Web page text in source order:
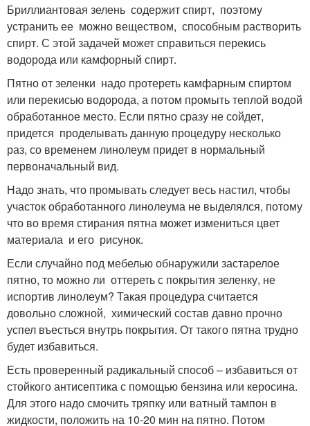
Бриллиантовая зелень содержит спирт, поэтому
устранить ее можно веществом, способным растворить
спирт. С этой задачей может справиться перекись
водорода или камфорный спирт.
Пятно от зеленки надо протереть камфарным спиртом
или перекисью водорода, а потом промыть теплой водой
обработанное место. Если пятно сразу не сойдет,
придется проделывать данную процедуру несколько
раз, со временем линолеум придет в нормальный
первоначальный вид.
Надо знать, что промывать следует весь настил, чтобы
участок обработанного линолеума не выделялся, потому
что во время стирания пятна может измениться цвет
материала и его рисунок.
Если случайно под мебелью обнаружили застарелое
пятно, то можно ли оттереть с покрытия зеленку, не
испортив линолеум? Такая процедура считается
довольно сложной, химический состав давно прочно
успел въесться внутрь покрытия. От такого пятна трудно
будет избавиться.
Есть проверенный радикальный способ – избавиться от
стойкого антисептика с помощью бензина или керосина.
Для этого надо смочить тряпку или ватный тампон в
жидкости, положить на 10-20 мин на пятно. Потом